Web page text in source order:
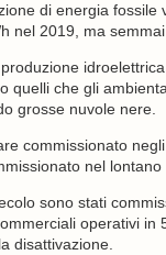
di energia
nel 2019, ma
quelli che gli
grosse nuvole nere.
commissionato
nel lontano
sono stati
operativi
disattivazione.